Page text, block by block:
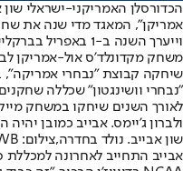
הכדורסלן האמריקני-ישראלי שון
אמריקן", המאגד מדי שנה את
וייערך השנה ב-1 באפריל בברקלייס סנטר בברוקלין.
שיחקה קבוצת "נבחרי אמריקה",
"נבחרי וושינגטון" שכללה שחקנים
לאורך השנים שיחקו במשחק
ולברון ג'יימס. אבייב כמובן
שון אבייב. נולד בחדרה,צילום: BWB
אבייב התחייב לאחרונה